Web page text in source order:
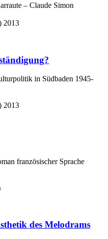
– Claude Simon
2013
in Südbaden 1945-
2013
französischer Sprache
des Melodrams